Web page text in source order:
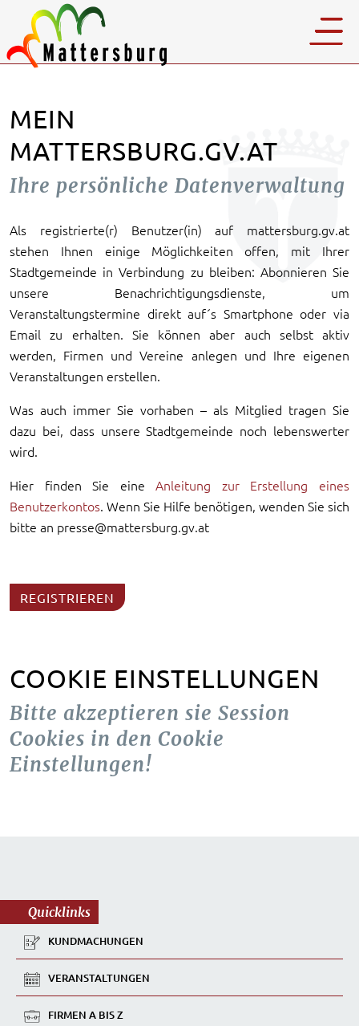
MEIN
MATTERSBURG.GV.AT
Ihre persönliche Datenverwaltung
Als registrierte(r) Benutzer(in) auf mattersburg.gv.at
stehen Ihnen einige Möglichkeiten offen, mit Ihrer
Stadtgemeinde in Verbindung zu bleiben: Abonnieren Sie
unsere Benachrichtigungsdienste, um
Veranstaltungstermine direkt auf´s Smartphone oder via
Email zu erhalten. Sie können aber auch selbst aktiv
werden, Firmen und Vereine anlegen und Ihre eigenen
Veranstaltungen erstellen.
Was auch immer Sie vorhaben – als Mitglied tragen Sie
dazu bei, dass unsere Stadtgemeinde noch lebenswerter
wird.
Hier finden Sie eineAnleitung zur Erstellung eines
Benutzerkontos. Wenn Sie Hilfe benötigen, wenden Sie sich
bitte an presse@mattersburg.gv.at
REGISTRIEREN
COOKIE EINSTELLUNGEN
Bitte akzeptieren sie Session
Cookies in den Cookie
Einstellungen!
Quicklinks
KUNDMACHUNGEN
VERANSTALTUNGEN
FIRMEN A BIS Z